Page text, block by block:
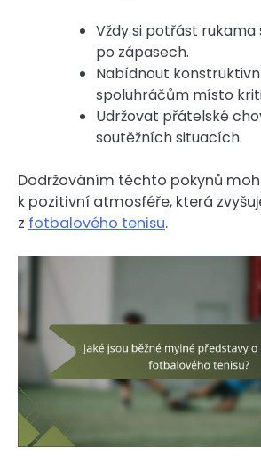
Vždy si potřást rukama
po zápasech.
Nabídnout
spoluhráčům místo
Udržovat přátelské
soutěžních situacích.
Dodržováním těchto pokynů
k pozitivní atmosféře, která
z fotbalového tenisu.